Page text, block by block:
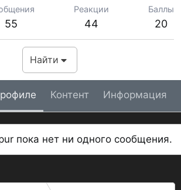
55
Реакции
44
Баллы
20
Найти
Контент Информация
пока нет ни одного сообщения.